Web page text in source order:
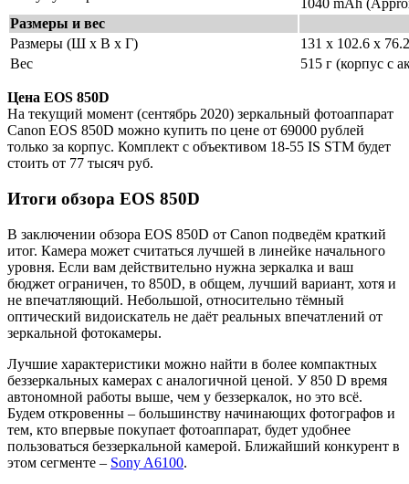
1040 mAh
Размеры и вес
Размеры (Ш x В x Г)
131 x 102.6 x
Вес
515 г (корпус с
Цена EOS 850D
На текущий момент (сентябрь 2020) зеркальный фотоаппарат
Canon EOS 850D можно купить по цене от 69000 рублей
только за корпус. Комплект с объективом 18-55 IS STM будет
стоить от 77 тысяч руб.
Итоги обзора EOS 850D
В заключении обзора EOS 850D от Canon подведём краткий
итог. Камера может считаться лучшей в линейке начального
уровня. Если вам действительно нужна зеркалка и ваш
бюджет ограничен, то 850D, в общем, лучший вариант, хотя и
не впечатляющий. Небольшой, относительно тёмный
оптический видоискатель не даёт реальных впечатлений от
зеркальной фотокамеры.
Лучшие характеристики можно найти в более компактных
беззеркальных камерах с аналогичной ценой. У 850 D время
автономной работы выше, чем у беззеркалок, но это всё.
Будем откровенны – большинству начинающих фотографов и
тем, кто впервые покупает фотоаппарат, будет удобнее
пользоваться беззеркальной камерой. Ближайший конкурент в
этом сегменте – Sony A6100.